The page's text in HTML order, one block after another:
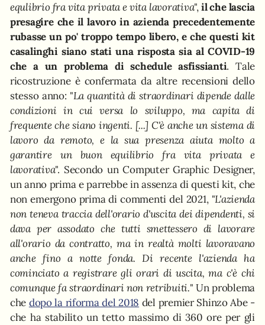
equlibrio fra vita privata e vita lavorativa",il che lascia
presagire che il lavoro in azienda precedentemente
rubasse un po' troppo tempo libero, e che questi kit
casalinghi siano stati una risposta sia al COVID-19
che a un problema di schedule asfissianti. Tale
ricostruzione è confermata da altre recensioni dello
stesso anno: "La quantità di straordinari dipende dalle
condizioni in cui versa lo sviluppo, ma capita di
frequente che siano ingenti. [...] C'è anche un sistema di
lavoro da remoto, e la sua presenza aiuta molto a
garantire un buon equilibrio fra vita privata e
lavorativa". Secondo un Computer Graphic Designer,
un anno prima e parrebbe in assenza di questi kit, che
non emergono prima di commenti del 2021, "L'azienda
non teneva traccia dell'orario d'uscita dei dipendenti, si
dava per assodato che tutti smettessero di lavorare
all'orario da contratto, ma in realtà molti lavoravano
anche fino a notte fonda. Di recente l'azienda ha
cominciato a registrare gli orari di uscita, ma c'è chi
comunque fa straordinari non retribuiti." Un problema
che dopo la riforma del 2018 del premier Shinzo Abe -
che ha stabilito un tetto massimo di 360 ore per gli